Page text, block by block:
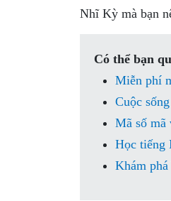
Nhĩ Kỳ mà bạn
Có thể bạn
Miễn phí
Cuộc
Mã số mã
Học tiếng
Khám